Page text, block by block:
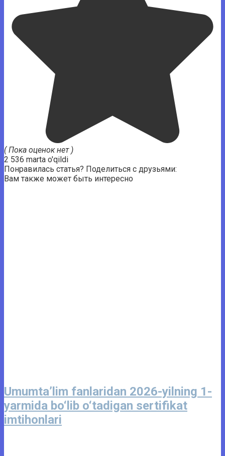
( Пока оценок нет )
2 536 marta o'qildi
Понравилась статья? Поделиться с друзьями:
Вам также может быть интересно
Umumta’lim fanlaridan 2026-yilning 1-
yarmida bo‘lib o‘tadigan sertifikat
imtihonlari